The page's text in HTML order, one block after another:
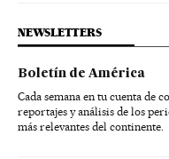
NEWSLETTERS
Boletín de América
Cada semana en tu cuenta de
reportajes y análisis de los
más relevantes del continente.